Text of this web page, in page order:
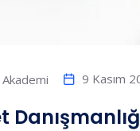
9 Kasım